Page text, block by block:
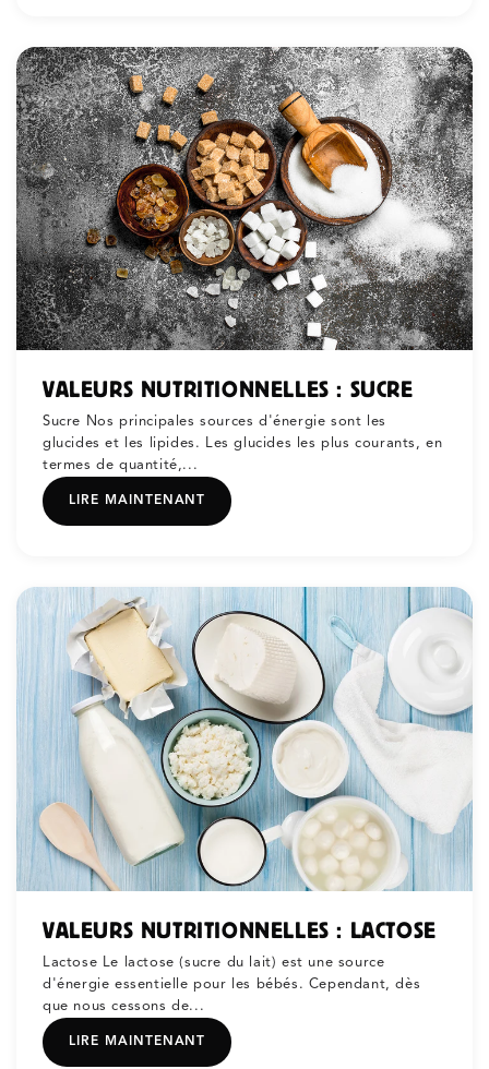
VALEURS NUTRITIONNELLES : SUCRE
Sucre Nos principales sources d'énergie sont les
glucides et les lipides. Les glucides les plus courants, en
termes de quantité,...
LIRE MAINTENANT
VALEURS NUTRITIONNELLES : LACTOSE
Lactose Le lactose (sucre du lait) est une source
d'énergie essentielle pour les bébés. Cependant, dès
que nous cessons de...
LIRE MAINTENANT